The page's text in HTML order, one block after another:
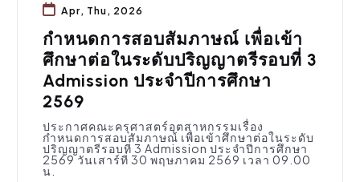
Apr, Thu, 2026
กำหนดการสอบสัมภาษณ์ เพื่อเข้า
ศึกษาต่อในระดับปริญญาตรีรอบที่ 3
Admission ประจำปีการศึกษา
2569
ประกาศคณะครุศาสตร์อุตสาหกรรมเรื่อง
กำหนดการสอบสัมภาษณ์ เพื่อเข้าศึกษาต่อในระดับ
ปริญญาตรีรอบที่ 3 Admission ประจำปีการศึกษา
2569 วันเสาร์ที่ 30 พฤษภาคม 2569 เวลา 09.00
น.